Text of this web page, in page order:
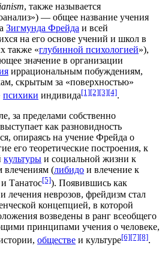
, также называется
— общее название учения
Зигмунда Фрейда и всей
на его основе учений и школ в
также «глубинной психологией»),
значение в организации
иррациональным побуждениям,
скрытым за «поверхностью»
психики индивида[1][2][3][4].
за пределами собственно
как разновидность
опираясь на учение Фрейда о
его теоретические построения, к
культуры и социальной жизни к
(либидо и влечение к
Танатос[5]). Появившись как
лечения неврозов, фрейдизм стал
концепцией, в которой
возведены в ранг всеобщего
принципами учения о человеке,
обществе и культуре[6][7][8].